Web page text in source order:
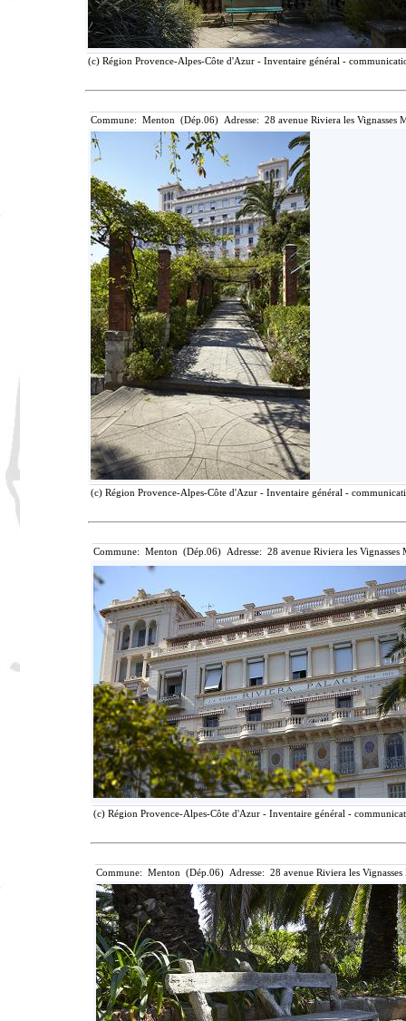
(c) Région Provence-Alpes-Côte d'Azur - Inventaire général -
Commune: Menton (Dép.06) Adresse: 28 avenue Riviera les
(c) Région Provence-Alpes-Côte d'Azur - Inventaire général -
Commune: Menton (Dép.06) Adresse: 28 avenue Riviera les
(c) Région Provence-Alpes-Côte d'Azur - Inventaire général -
Commune: Menton (Dép.06) Adresse: 28 avenue Riviera les